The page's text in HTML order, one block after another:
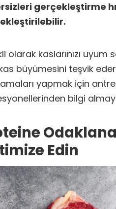
gerçekleştirme
olarak kaslarınızı
büyümesini teşvik
yapmak için
bilgi
Edin